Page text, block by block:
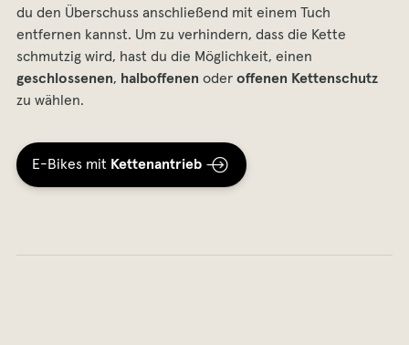
du den Überschuss anschließend mit einem Tuch
entfernen kannst. Um zu verhindern, dass die Kette
schmutzig wird, hast du die Möglichkeit, einen
geschlossenen, halboffenen oder offenen Kettenschutz
zu wählen.
E-Bikes mit Kettenantrieb